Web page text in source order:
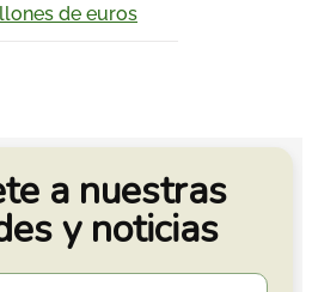
de euros